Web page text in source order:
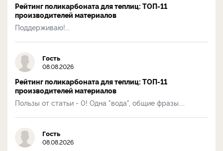
Рейтинг поликарбоната для теплиц: ТОП-11
производителей материалов
Поддерживаю!...
Гость
08.08.2026
Рейтинг поликарбоната для теплиц: ТОП-11
производителей материалов
Пользы от статьи - 0! Одна "вода", общие фразы....
Гость
08.08.2026